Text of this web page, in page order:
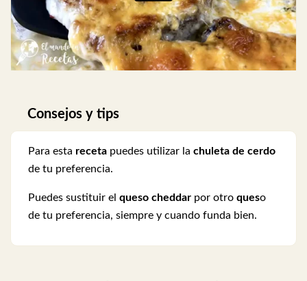
Consejos y tips
Para esta receta puedes utilizar la chuleta de cerdo
de tu preferencia.
Puedes sustituir el queso cheddar por otro queso
de tu preferencia, siempre y cuando funda bien.